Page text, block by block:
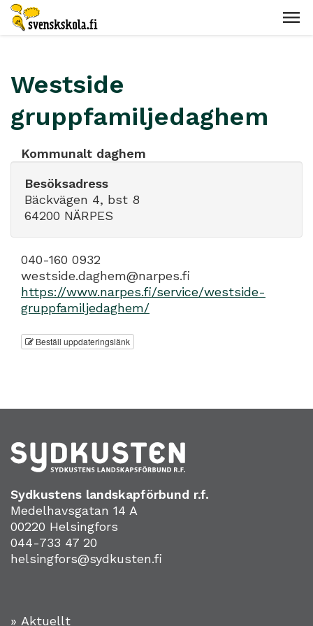
Westside
gruppfamiljedaghem
Kommunalt daghem
Besöksadress
Bäckvägen 4, bst 8
64200 NÄRPES
040-160 0932
westside.daghem@narpes.fi
https://www.narpes.fi/service/westside-
gruppfamiljedaghem/
Beställ uppdateringslänk
Sydkustens landskapförbund r.f.
Medelhavsgatan 14 A
00220 Helsingfors
044-733 47 20
helsingfors@sydkusten.fi
» Aktuellt